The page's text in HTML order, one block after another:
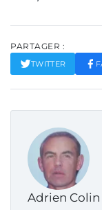
PARTAGER :
TWITTER
Adrien Colin